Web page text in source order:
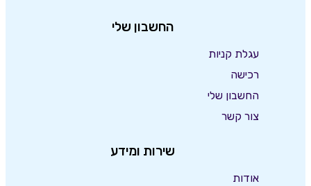
החשבון שלי
עגלת קניות
רכישה
החשבון שלי
צור קשר
שירות ומידע
אודות